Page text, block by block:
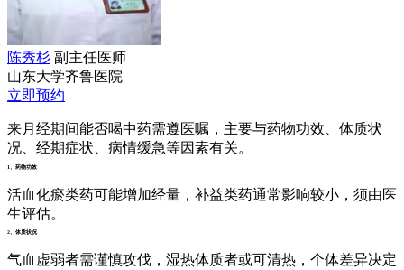
陈秀杉 副主任医师
山东大学齐鲁医院
立即预约
来月经期间能否喝中药需遵医嘱，主要与药物功效、体质状
况、经期症状、病情缓急等因素有关。
1、药物功效
活血化瘀类药可能增加经量，补益类药通常影响较小，须由医
生评估。
2、体质状况
气血虚弱者需谨慎攻伐，湿热体质者或可清热，个体差异决定